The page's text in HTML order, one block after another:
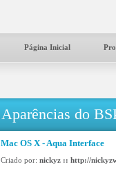
Página Inicial
Aparências do
Mac OS X - Aqua Interface
Criado por: nickyz :: http://